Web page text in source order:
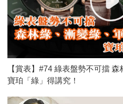
【賞表】#74 綠表盤勢不可擋
寶珀「綠」得講究！